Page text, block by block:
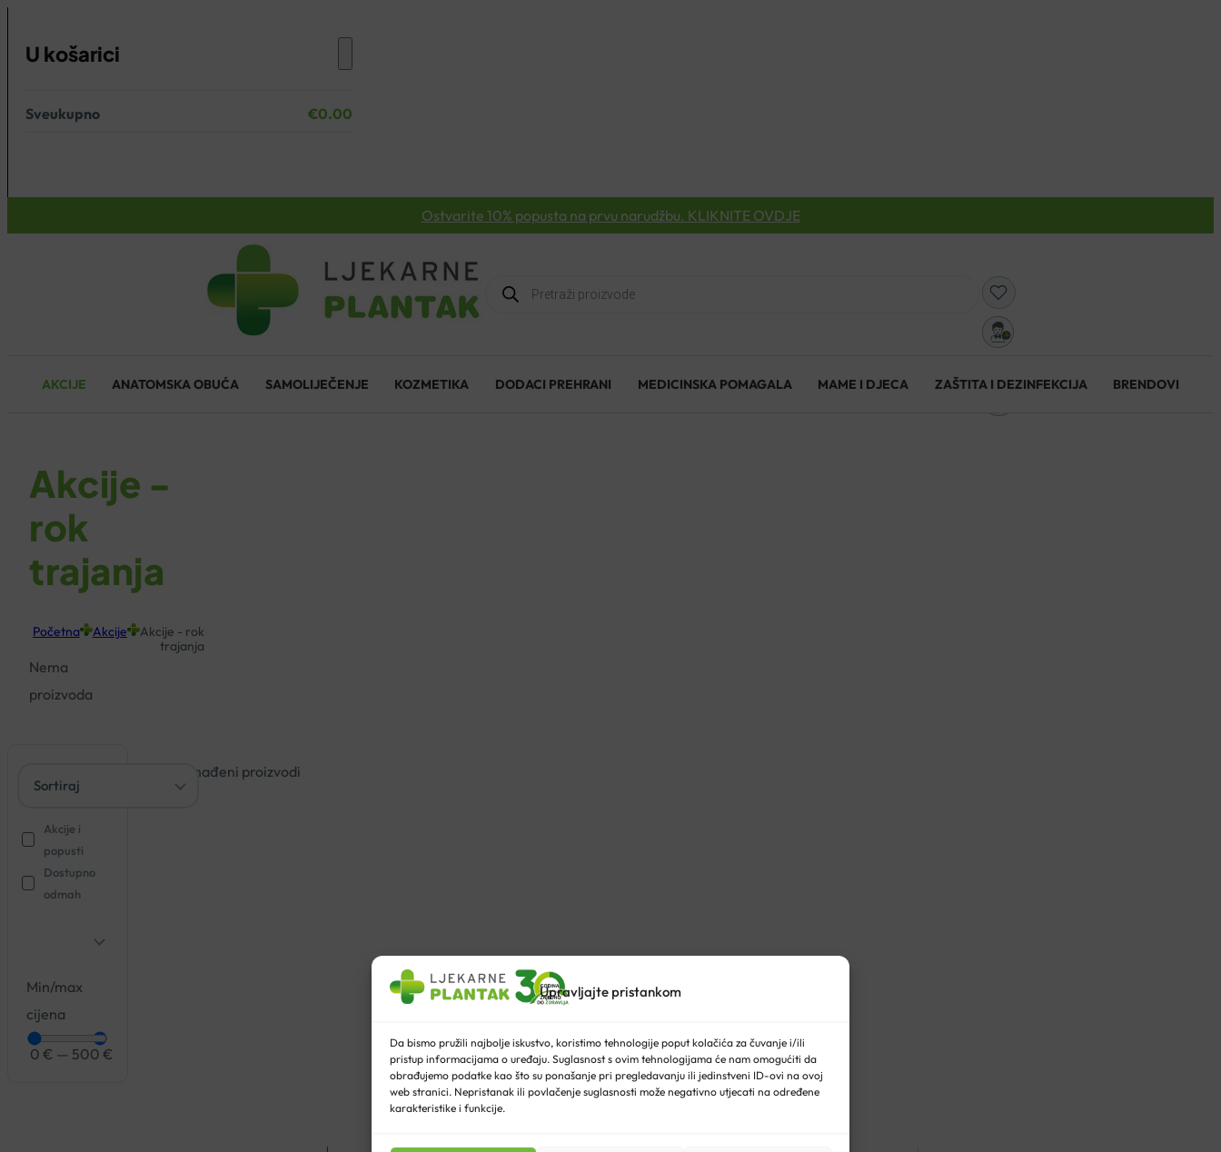
Upravljajte pristankom
Da bismo pružili najbolje iskustvo, koristimo tehnologije poput kolačića za čuvanje i/ili
pristup informacijama o uređaju. Suglasnost s ovim tehnologijama će nam omogućiti da
obrađujemo podatke kao što su ponašanje pri pregledavanju ili jedinstveni ID-ovi na ovoj
web stranici. Nepristanak ili povlačenje suglasnosti može negativno utjecati na određene
karakteristike i funkcije.
U košarici
Nema proizvoda u košarici.
Sveukupno €0.00
Ostvarite 10% popusta na prvu narudžbu. KLIKNITE OVDJE
Products
search
AKCIJE ANATOMSKA OBUĆA SAMOLIJEČENJE KOZMETIKA DODACI PREHRANI MEDICINSKA POMAGALA MAME I DJECA ZAŠTITA I DEZINFEKCIJA BRENDOVI
Akcije -
rok
trajanja
Početna Akcije
Akcije - rok
trajanja
Nema
proizvoda
Akcije i
popusti
Dostupno
odmah
Min/max
cijena
0 € — 500 €
Nisu pronađeni proizvodi